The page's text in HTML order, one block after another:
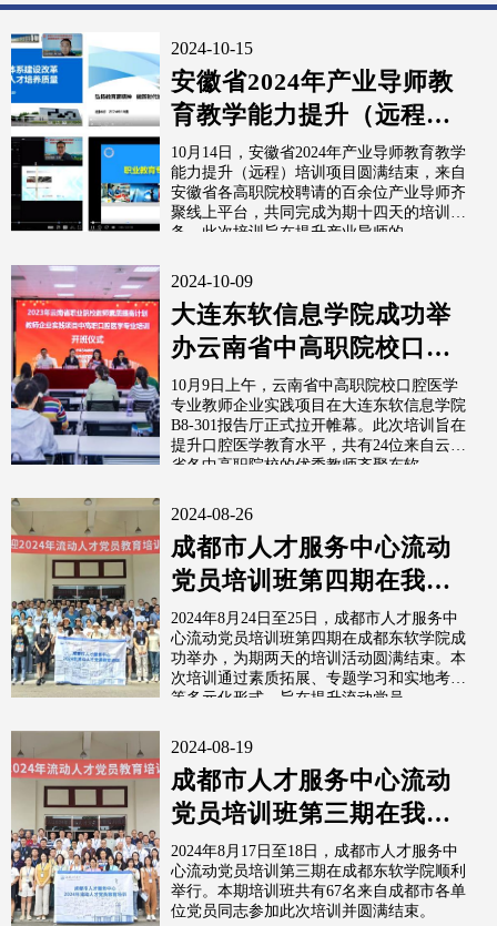
2024-10-15
安徽省2024年产业导师教
育教学能力提升（远程）
培训班圆满结业
10月14日，安徽省2024年产业导师教育教学
能力提升（远程）培训项目圆满结束，来自
安徽省各高职院校聘请的百余位产业导师齐
聚线上平台，共同完成为期十四天的培训任
务。此次培训旨在提升产业导师的...
2024-10-09
大连东软信息学院成功举
办云南省中高职院校口腔
医学专业教师企业实践项
目
10月9日上午，云南省中高职院校口腔医学
专业教师企业实践项目在大连东软信息学院
B8-301报告厅正式拉开帷幕。此次培训旨在
提升口腔医学教育水平，共有24位来自云南
省各中高职院校的优秀教师齐聚东软。
2024-08-26
成都市人才服务中心流动
党员培训班第四期在我校
圆满结束
2024年8月24日至25日，成都市人才服务中
心流动党员培训班第四期在成都东软学院成
功举办，为期两天的培训活动圆满结束。本
次培训通过素质拓展、专题学习和实地考察
等多元化形式，旨在提升流动党员...
2024-08-19
成都市人才服务中心流动
党员培训班第三期在我校
圆满结束
2024年8月17日至18日，成都市人才服务中
心流动党员培训第三期在成都东软学院顺利
举行。本期培训班共有67名来自成都市各单
位党员同志参加此次培训并圆满结束。